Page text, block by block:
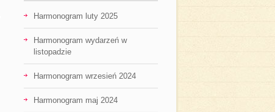
Harmonogram luty 2025
Harmonogram wydarzeń w
listopadzie
Harmonogram wrzesień 2024
Harmonogram maj 2024